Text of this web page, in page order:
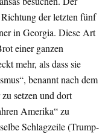
der letzten fünf
in Georgia. Diese Art
einer ganzen
mehr, als dass sie
benannt nach dem
setzen und dort
Amerika“ zu
Schlagzeile (Trump-